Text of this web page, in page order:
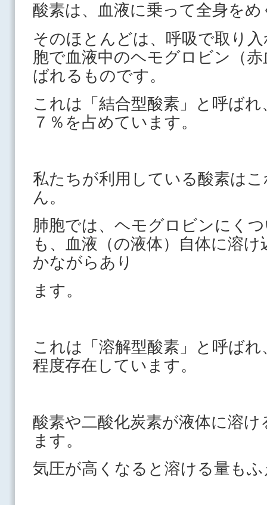
酸素は、血液に乗って全身を
そのほとんどは、呼吸で取り
胞で血液中のヘモグロビン（
ばれるものです。
これは「結合型酸素」と呼ば
７％を占めています。
私たちが利用している酸素は
ん。
肺胞では、ヘモグロビンにく
も、血液（の液体）自体に溶
かながらあり
ます。
これは「溶解型酸素」と呼ば
程度存在しています。
酸素や二酸化炭素が液体に溶
ます。
気圧が高くなると溶ける量も